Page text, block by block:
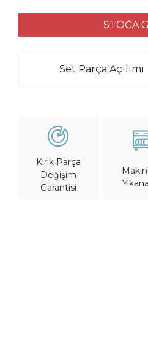
STOĞA
Set Parça Açılımı
Kırık Parça
Değişim
Garantisi